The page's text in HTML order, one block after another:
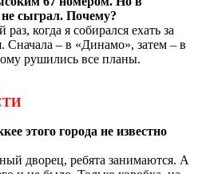
сыграл. Почему?
когда я собирался ехать за
Сначала – в «Динамо», затем – в
рушились все планы.
этого города не известно
дворец, ребята занимаются. А